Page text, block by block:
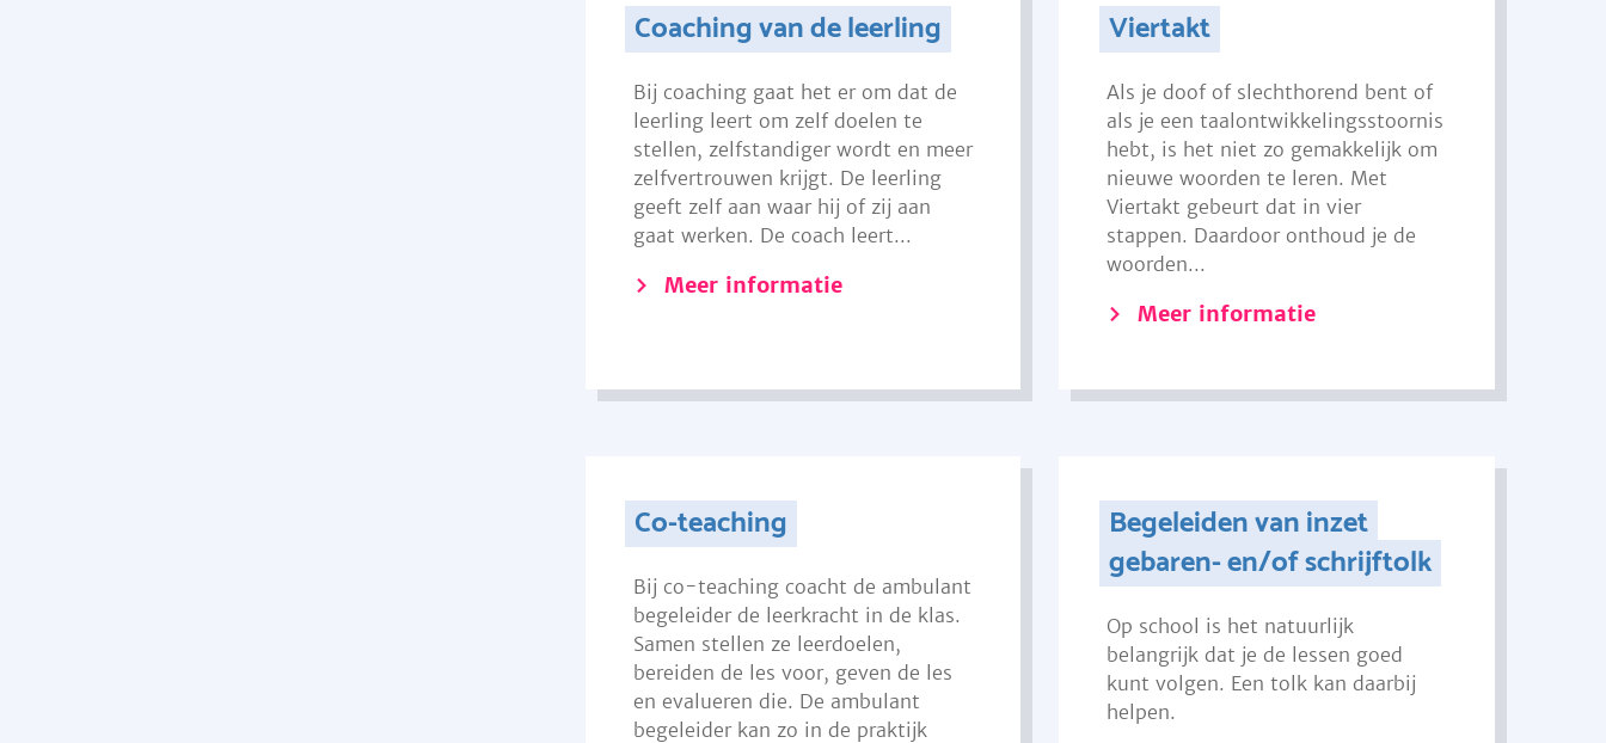
Coaching van de leerling
Bij coaching gaat het er om dat de
leerling leert om zelf doelen te
stellen, zelfstandiger wordt en meer
zelfvertrouwen krijgt. De leerling
geeft zelf aan waar hij of zij aan
gaat werken. De coach leert...
Meer informatie
Viertakt
Als je doof of slechthorend bent of
als je een taalontwikkelingsstoornis
hebt, is het niet zo gemakkelijk om
nieuwe woorden te leren. Met
Viertakt gebeurt dat in vier
stappen. Daardoor onthoud je de
woorden...
Meer informatie
Co-teaching
Bij co-teaching coacht de ambulant
begeleider de leerkracht in de klas.
Samen stellen ze leerdoelen,
bereiden de les voor, geven de les
en evalueren die. De ambulant
begeleider kan zo in de praktijk
Begeleiden van inzet
gebaren- en/of schrijftolk
Op school is het natuurlijk
belangrijk dat je de lessen goed
kunt volgen. Een tolk kan daarbij
helpen.